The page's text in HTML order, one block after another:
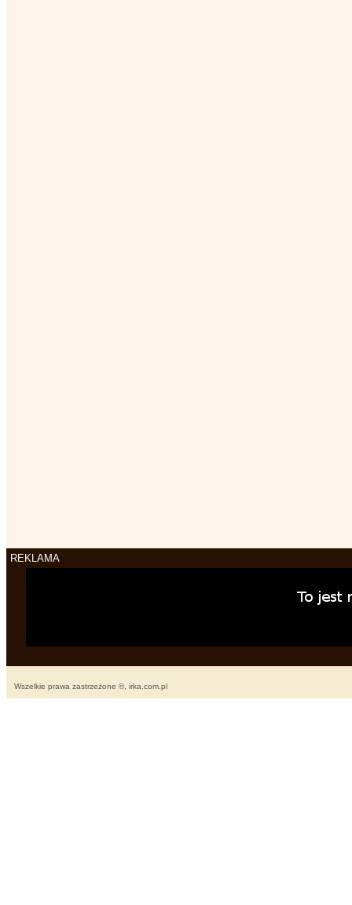
REKLAMA
Wszelkie prawa zastrzeżone ©, irka.com.pl